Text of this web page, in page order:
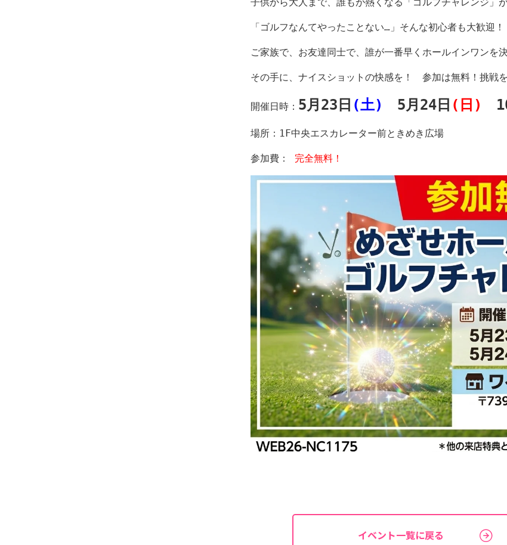
「ゴルフなんてやったことない…」そんな初心者も大歓迎！
ご家族で、お友達同士で、誰が一番早くホールインワンを
その手に、ナイスショットの快感を！ 参加は無料！挑戦
開催日時： 5月23日 (土) 5月24日 (日)
場所：1F中央エスカレーター前ときめき広場
参加費： 完全無料！
イベント一覧に戻る